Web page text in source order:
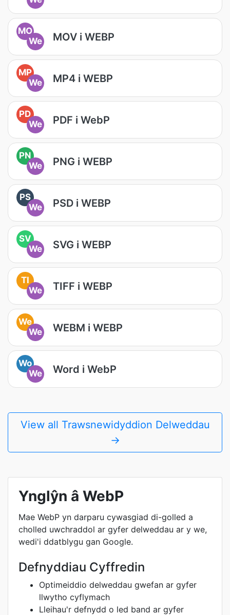
MO
We
MOV i WEBP
MP
We
MP4 i WEBP
PD
We
PDF i WebP
PN
We
PNG i WEBP
PS
We
PSD i WEBP
SV
We
SVG i WEBP
TI
We
TIFF i WEBP
We
We
WEBM i WEBP
Wo
We
Word i WebP
View all Trawsnewidyddion Delweddau
→
Ynglŷn â WebP
Mae WebP yn darparu cywasgiad di-golled a
cholled uwchraddol ar gyfer delweddau ar y we,
wedi'i ddatblygu gan Google.
Defnyddiau Cyffredin
Optimeiddio delweddau gwefan ar gyfer
llwytho cyflymach
Lleihau'r defnydd o led band ar gyfer